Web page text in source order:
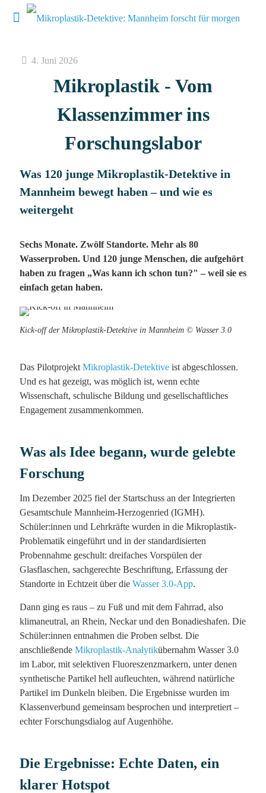
4. Juni 2026
Mikroplastik - Vom
Klassenzimmer ins
Forschungslabor
Was 120 junge Mikroplastik-Detektive in
Mannheim bewegt haben – und wie es
weitergeht
Sechs Monate. Zwölf Standorte. Mehr als 80
Wasserproben. Und 120 junge Menschen, die aufgehört
haben zu fragen „Was kann ich schon tun?" – weil sie es
einfach getan haben.
Kick-off der Mikroplastik-Detektive in Mannheim © Wasser 3.0
Das Pilotprojekt Mikroplastik-Detektive ist abgeschlossen.
Und es hat gezeigt, was möglich ist, wenn echte
Wissenschaft, schulische Bildung und gesellschaftliches
Engagement zusammenkommen.
Was als Idee begann, wurde gelebte
Forschung
Im Dezember 2025 fiel der Startschuss an der Integrierten
Gesamtschule Mannheim-Herzogenried (IGMH).
Schüler:innen und Lehrkräfte wurden in die Mikroplastik-
Problematik eingeführt und in der standardisierten
Probennahme geschult: dreifaches Vorspülen der
Glasflaschen, sachgerechte Beschriftung, Erfassung der
Standorte in Echtzeit über die Wasser 3.0-App.
Dann ging es raus – zu Fuß und mit dem Fahrrad, also
klimaneutral, an Rhein, Neckar und den Bonadieshafen. Die
Schüler:innen entnahmen die Proben selbst. Die
anschließende Mikroplastik-Analytikübernahm Wasser 3.0
im Labor, mit selektiven Fluoreszenzmarkern, unter denen
synthetische Partikel hell aufleuchten, während natürliche
Partikel im Dunkeln bleiben. Die Ergebnisse wurden im
Klassenverbund gemeinsam besprochen und interpretiert –
echter Forschungsdialog auf Augenhöhe.
Die Ergebnisse: Echte Daten, ein
klarer Hotspot